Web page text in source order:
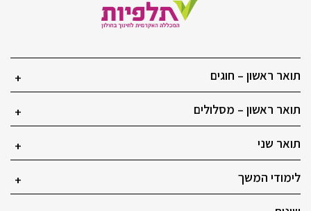
תואר ראשון – חוגים
+
תואר ראשון – מסלולים
+
תואר שני
+
לימודי המשך
+